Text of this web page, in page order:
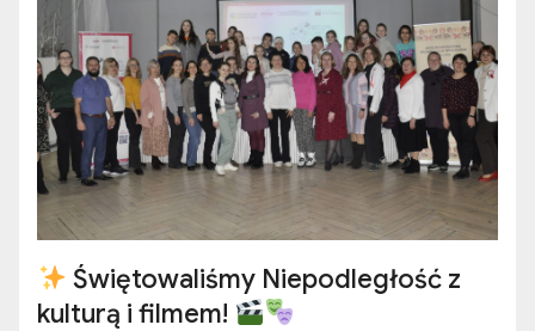
Świętowaliśmy Niepodległość z
kulturą i filmem!